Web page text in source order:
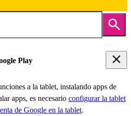
Play
a la tablet, instalando apps de
apps, es necesario configurar la tablet
de Google en la tablet.